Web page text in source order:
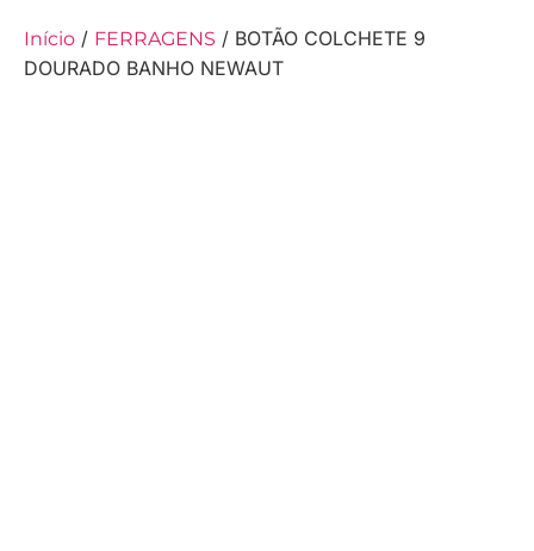
Início / FERRAGENS / BOTÃO COLCHETE 9
DOURADO BANHO NEWAUT